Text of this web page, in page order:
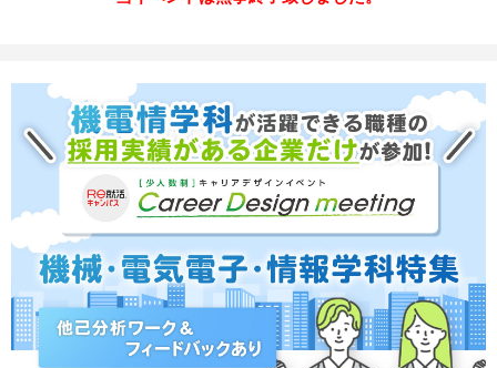
【4年生】
採用情報を探す
【4年生】
説明会を探す
【1～3年生】
インターンを探す
イベントを探す スカウト お知らせ
就活ノウハウ・サポート
就活支援
就活ノウハウが満載！
就活コラム
お役立ち記事・相談室など